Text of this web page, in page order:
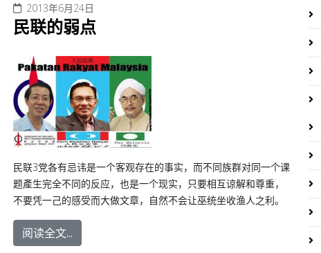
2013年6月24日
民联的弱点
民联3党各有忌讳是一个客观存在的事实，而不同族群对同一个课
题產生完全不同的反应，也是一个现实，只要相互谅解和尊重，
不要凭一己的感受而大做文章，自然不会让巫统坐收渔人之利。
阅读全文...